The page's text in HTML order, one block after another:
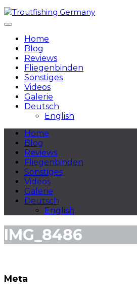
Home
Blog
Reviews
Fliegenbinden
Sonstiges
Videos
Galerie
Deutsch
English
Home
Blog
Reviews
Fliegenbinden
Sonstiges
Videos
Galerie
Deutsch
English
IMG_8486
Meta